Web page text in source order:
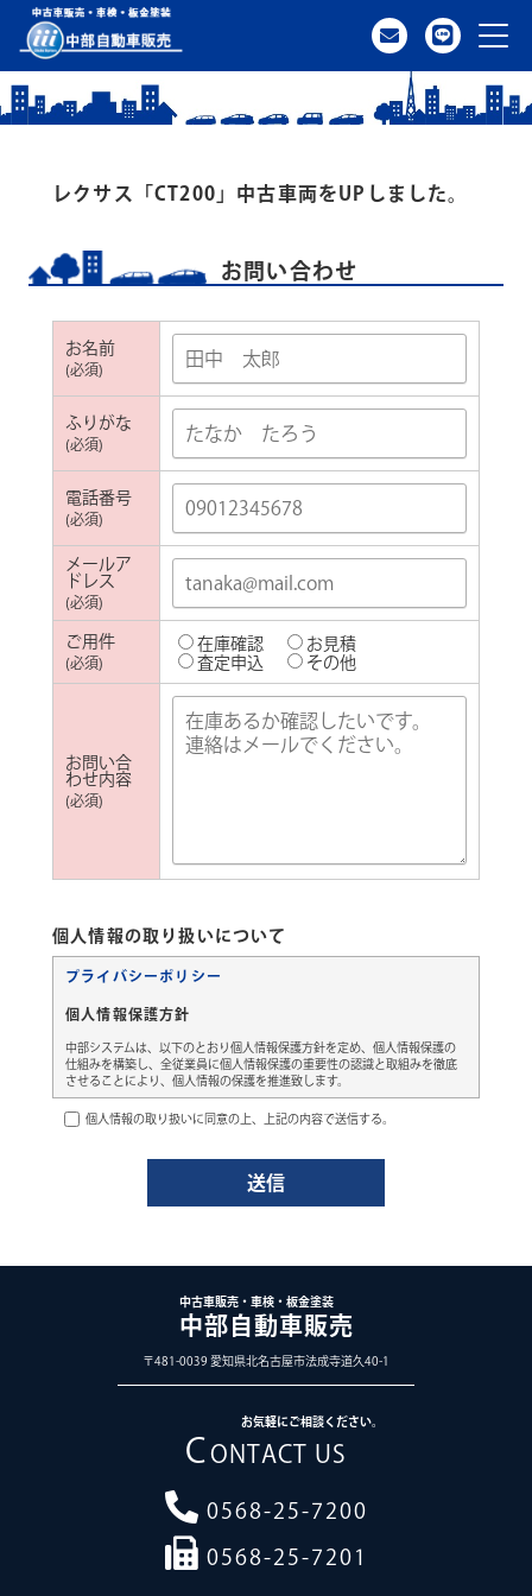
クルマを探す
アクセス
中古車一覧
納車までの流れ
買取のご案内
サイトポリシー
プライバシーポリシー
レクサス「CT200」中古車両をUPしました。
お問い合わせ
お名前
(必須)
ふりがな
(必須)
電話番号
(必須)
メールア
ドレス
(必須)
ご用件
(必須)
在庫確認
お見積
査定申込
その他
お問い合
わせ内容
(必須)
個人情報の取り扱いについて
プライバシーポリシー
個人情報保護方針
中部システムは、以下のとおり個人情報保護方針を定め、個人情報保護の
仕組みを構築し、全従業員に個人情報保護の重要性の認識と取組みを徹底
させることにより、個人情報の保護を推進致します。
個人情報の管理
セキュリティシステムの維持・管理体制の整備・社員教育の徹底等の必要
な措置を講じ、安全対策を実施し個人情報の厳重な管理を行ないます。
らの個人情報はご提供いただく際の目的以外では利用いたしません。
お客さまからお預かりした個人情報は、中部システムからのご連絡や業務
のご案内やご質問に対する回答として、電子メールや資料のご送付に利用
のいずれかに該当する場合を除き、個人情報を第三者に開示いたしませ
お客さまが希望されるサービスを行なうために当社が業務を委託する
業者に対して開示する場合
法令に基づき開示することが必要である場合
個人情報の安全対策
個人情報の取り扱いに同意の上、上記の内容で送信する。
中古車販売・車検・板金塗装
中部自動車販売
〒481-0039 愛知県北名古屋市法成寺道久40-1
C ONTACT US
お気軽にご相談ください。
0568-25-7200
0568-25-7201